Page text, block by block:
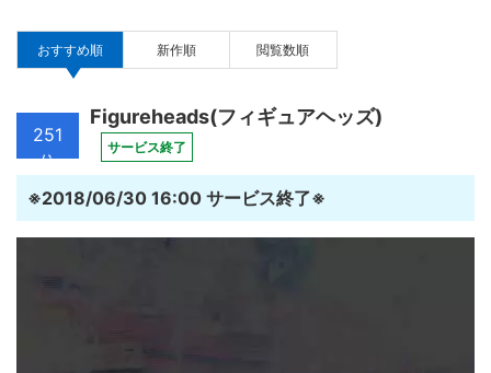
おすすめ順 新作順 閲覧数順
251
位
Figureheads(フィギュアヘッズ)
サービス終了
※2018/06/30 16:00 サービス終了※